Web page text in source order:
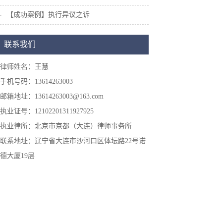
【成功案例】执行异议之诉
联系我们
律师姓名：王慧
手机号码：13614263003
邮箱地址：13614263003@163.com
执业证号：12102201311927925
执业律所：北京市京都（大连）律师事务所
联系地址：辽宁省大连市沙河口区体坛路22号诺
德大厦19层